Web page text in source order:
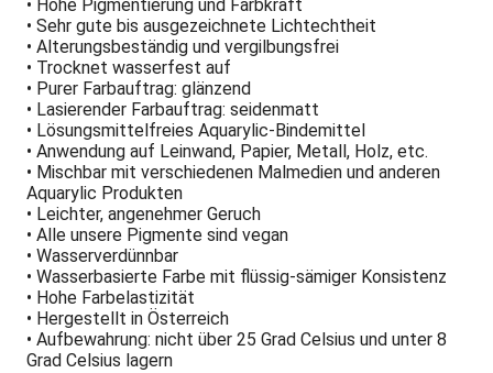
• Hohe Pigmentierung und Farbkraft
• Sehr gute bis ausgezeichnete Lichtechtheit
• Alterungsbeständig und vergilbungsfrei
• Trocknet wasserfest auf
• Purer Farbauftrag: glänzend
• Lasierender Farbauftrag: seidenmatt
• Lösungsmittelfreies Aquarylic-Bindemittel
• Anwendung auf Leinwand, Papier, Metall, Holz, etc.
• Mischbar mit verschiedenen Malmedien und anderen
Aquarylic Produkten
• Leichter, angenehmer Geruch
• Alle unsere Pigmente sind vegan
• Wasserverdünnbar
• Wasserbasierte Farbe mit flüssig-sämiger Konsistenz
• Hohe Farbelastizität
• Hergestellt in Österreich
• Aufbewahrung: nicht über 25 Grad Celsius und unter 8
Grad Celsius lagern